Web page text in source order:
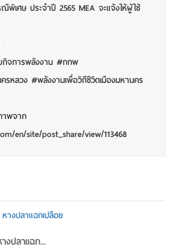
ณีพิเศษ ประจำปี 2565 MEA จะแจ้งให้ผู้ใช้
จการพลังงาน #กกพ
หลวง #พลังงานเพื่อวิถีชีวิตเมืองมหานคร
าพจาก
en/site/post_share/view/113468
งปลาแฉก...